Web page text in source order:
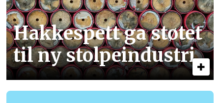
Hakkespett ga støtet
til ny stolpe­industri